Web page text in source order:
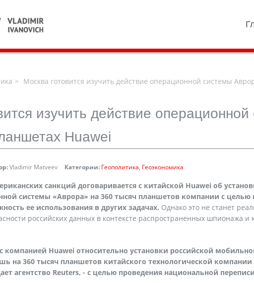
Москва готовится изучить действие операционной системы
изучить действие
Huawei
Vladimir Matveev Категории: Геополитика Геоэкономика
санкций договаривается с китайской Huawei об
системы «Аврора» на 360 тысяч планшетов компании с целью
ее использования в других задачах. Однако это не станет
российских данных в контексте распространенных шпионажа
компанией Huawei относительно установки российской
на 360 тысяч планшетов китайского технологической компании
агентство Reuters, - с целью проведения национальной